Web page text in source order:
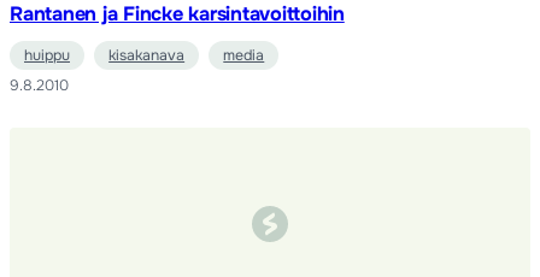
Rantanen ja Fincke karsintavoittoihin
huippu kisakanava
media
9.8.2010